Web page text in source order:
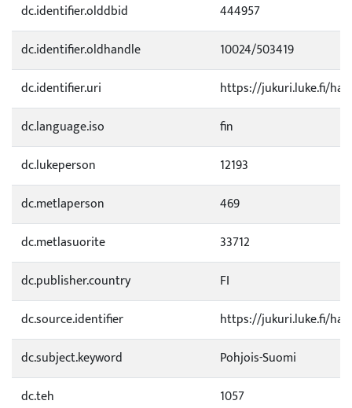
dc.identifier.olddbid
444957
dc.identifier.oldhandle
10024/503419
dc.identifier.uri
https://jukuri.luke.fi/
dc.language.iso
fin
dc.lukeperson
12193
dc.metlaperson
469
dc.metlasuorite
33712
dc.publisher.country
FI
dc.source.identifier
https://jukuri.luke.fi/
dc.subject.keyword
Pohjois-Suomi
dc.teh
1057